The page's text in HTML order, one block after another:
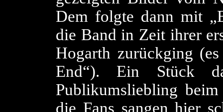
Dem folgte dann mit
die Band in Zeit ihrer
Hogarth zurückging
End“). Ein Stück
Publikumsliebling
die Fans sangen hier